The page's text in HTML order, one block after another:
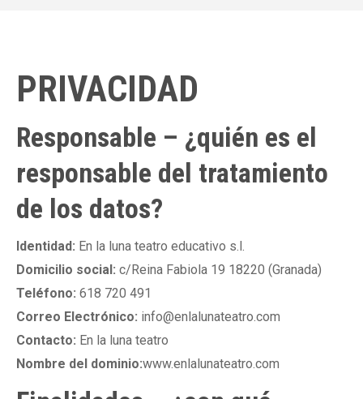
PRIVACIDAD
Responsable – ¿quién es el
responsable del tratamiento
de los datos?
Identidad: En la luna teatro educativo s.l.
Domicilio social: c/Reina Fabiola 19 18220 (Granada)
Teléfono: 618 720 491
Correo Electrónico: info@enlalunateatro.com
Contacto: En la luna teatro
Nombre del dominio:www.enlalunateatro.com